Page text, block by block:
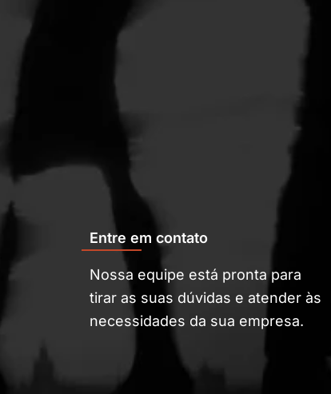
Entre em contato
Nossa equipe está pronta para
tirar as suas dúvidas e atender às
necessidades da sua empresa.